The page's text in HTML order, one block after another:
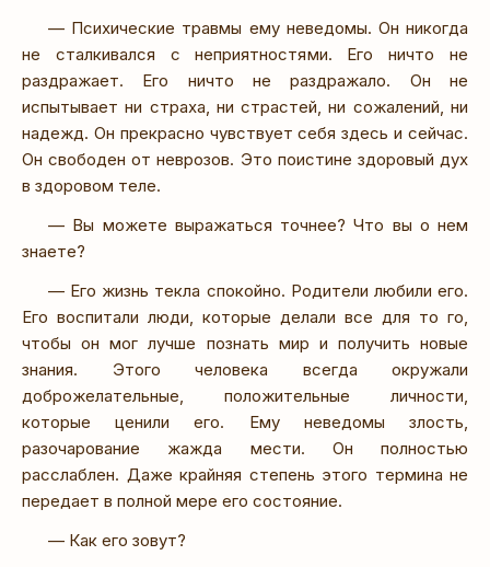
— Психические травмы ему неведомы. Он никогда
не сталкивался с неприятностями. Его ничто не
раздражает. Его ничто не раздражало. Он не
испытывает ни страха, ни страстей, ни сожалений, ни
надежд. Он прекрасно чувствует себя здесь и сейчас.
Он свободен от неврозов. Это поистине здоровый дух
в здоровом теле.
— Вы можете выражаться точнее? Что вы о нем
знаете?
— Его жизнь текла спокойно. Родители любили его.
Его воспитали люди, которые делали все для то го,
чтобы он мог лучше познать мир и получить новые
знания. Этого человека всегда окружали
доброжелательные, положительные личности,
которые ценили его. Ему неведомы злость,
разочарование жажда мести. Он полностью
расслаблен. Даже крайняя степень этого термина не
передает в полной мере его состояние.
— Как его зовут?